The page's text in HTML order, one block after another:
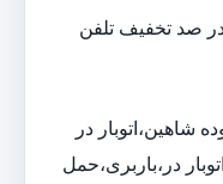
در شاهین،باربری شاهین ،،با20 در صد تخفیف تلفن
شاهین،اتوبار در
در،باربری،حمل